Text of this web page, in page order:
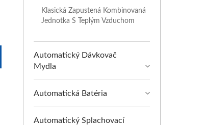
Klasická Zapustená Kombinovaná
Jednotka S Teplým Vzduchom
Automatický Dávkovač
Mydla
Automatická Batéria
Automatický Splachovací